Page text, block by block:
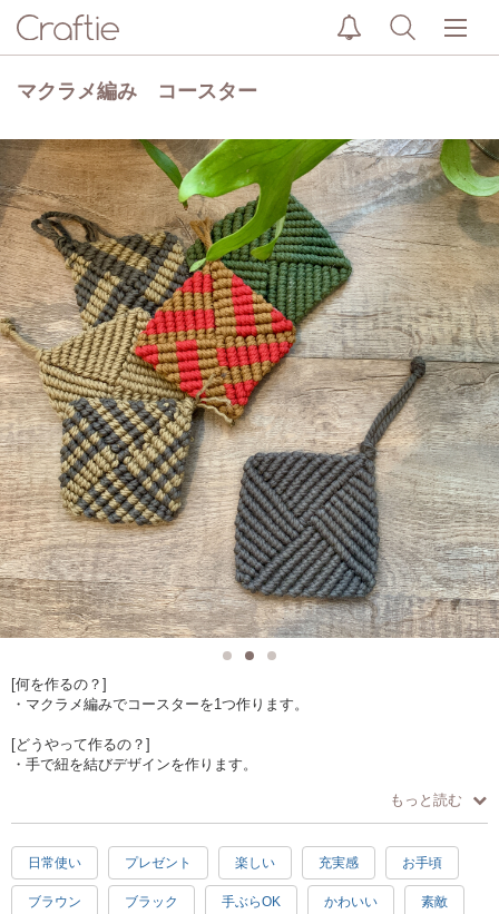
マクラメ編み コースター
[何を作るの？]
・マクラメ編みでコースターを1つ作ります。
[どうやって作るの？]
・手で紐を結びデザインを作ります。
[作品仕様]
・約 10x10センチ
[オススメポイント]
・ロープの色が選べます。（時期により色は異なります）
もっと読む
日常使い プレゼント 楽しい 充実感 お手頃
ブラウン ブラック 手ぶらOK かわいい 素敵